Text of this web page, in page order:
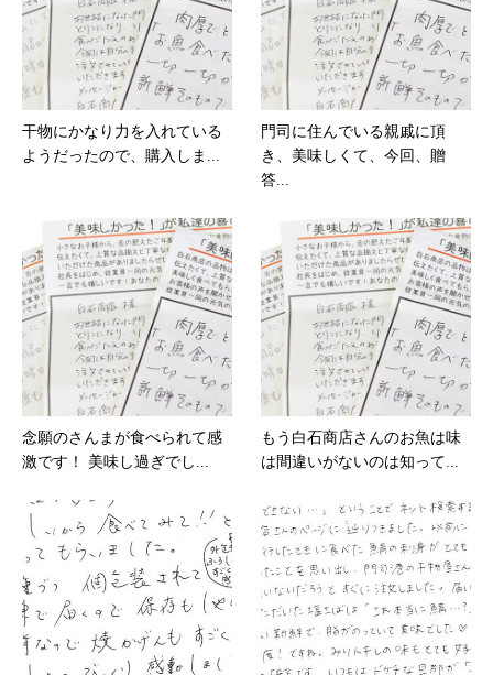
干物にかなり力を入れている
ようだったので、購入しま...
門司に住んでいる親戚に頂
き、美味しくて、今回、贈
答...
念願のさんまが食べられて感
激です！ 美味し過ぎでし...
もう白石商店さんのお魚は味
は間違いがないのは知って...